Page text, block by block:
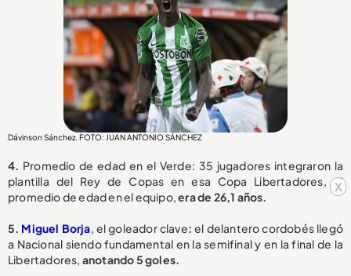
x
Dávinson Sánchez. FOTO: JUAN ANTONIO SÁNCHEZ
4. Promedio de edad en el Verde: 35 jugadores integraron la
plantilla del Rey de Copas en esa Copa Libertadores, el
promedio de edad en el equipo,era de 26,1 años.
5. Miguel Borja, el goleador clave:el delantero cordobés llegó
a Nacional siendo fundamental en la semifinal y en la final de la
Libertadores, anotando 5 goles.